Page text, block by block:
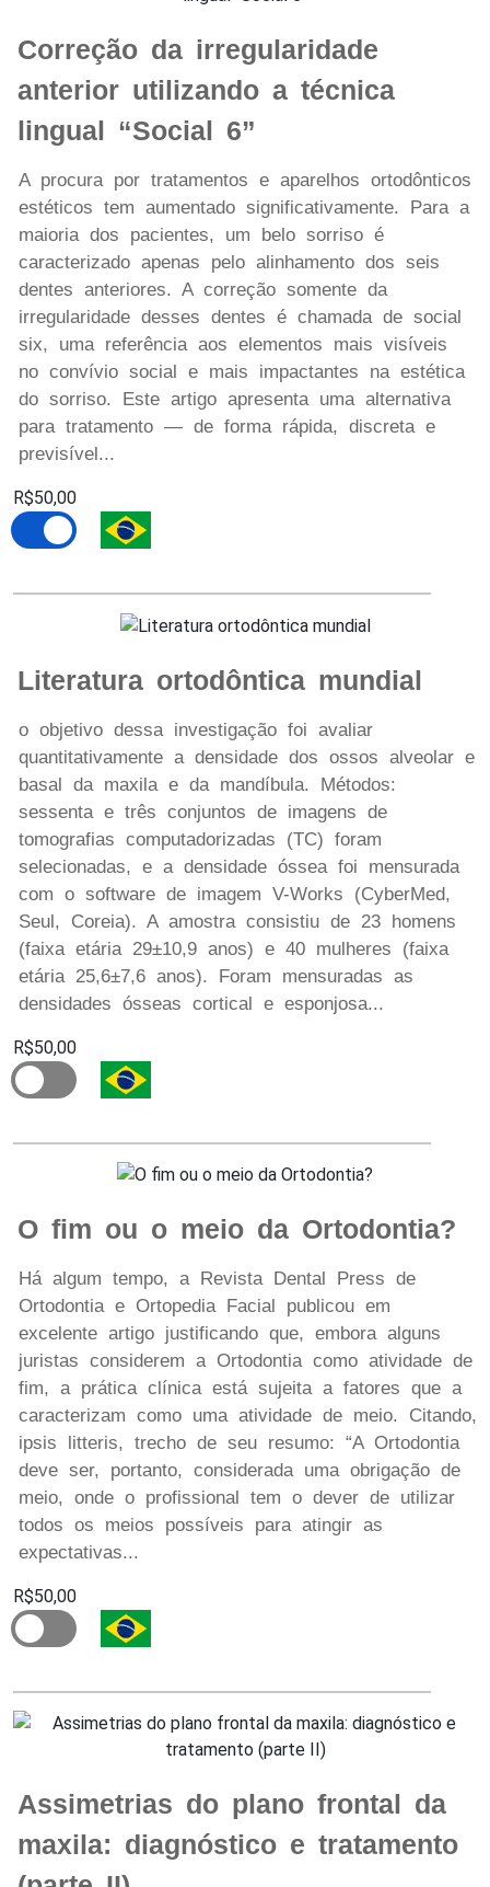
Correção da irregularidade
anterior utilizando a técnica
lingual “Social 6”
A procura por tratamentos e aparelhos ortodônticos
estéticos tem aumentado significativamente. Para a
maioria dos pacientes, um belo sorriso é
caracterizado apenas pelo alinhamento dos seis
dentes anteriores. A correção somente da
irregularidade desses dentes é chamada de social
six, uma referência aos elementos mais visíveis
no convívio social e mais impactantes na estética
do sorriso. Este artigo apresenta uma alternativa
para tratamento — de forma rápida, discreta e
previsível...
R$50,00
Literatura ortodôntica mundial
o objetivo dessa investigação foi avaliar
quantitativamente a densidade dos ossos alveolar e
basal da maxila e da mandíbula. Métodos:
sessenta e três conjuntos de imagens de
tomografias computadorizadas (TC) foram
selecionadas, e a densidade óssea foi mensurada
com o software de imagem V-Works (CyberMed,
Seul, Coreia). A amostra consistiu de 23 homens
(faixa etária 29±10,9 anos) e 40 mulheres (faixa
etária 25,6±7,6 anos). Foram mensuradas as
densidades ósseas cortical e esponjosa...
R$50,00
O fim ou o meio da Ortodontia?
Há algum tempo, a Revista Dental Press de
Ortodontia e Ortopedia Facial publicou em
excelente artigo justificando que, embora alguns
juristas considerem a Ortodontia como atividade de
fim, a prática clínica está sujeita a fatores que a
caracterizam como uma atividade de meio. Citando,
ipsis litteris, trecho de seu resumo: “A Ortodontia
deve ser, portanto, considerada uma obrigação de
meio, onde o profissional tem o dever de utilizar
todos os meios possíveis para atingir as
expectativas...
R$50,00
Assimetrias do plano frontal da
maxila: diagnóstico e tratamento